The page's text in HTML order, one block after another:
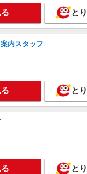
時給1500円〜2125円 ＜
費全支給(ガソリン代含む)＞
甲斐市内 ≪車通勤OK≫
詳
1977386
斐市／看護助手≫子育て
すい環境♪
時給1500円〜2125円 ＜
費全支給(ガソリン代含む)＞
詳
と
内スタッフ
と
と